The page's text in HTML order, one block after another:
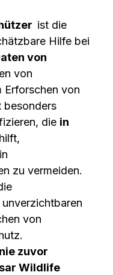
ist die
Hilfe bei
von
von
Erforschen von
besonders
die in
zu vermeiden.
von
zuvor
Wildlife